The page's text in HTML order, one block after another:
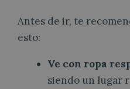
Antes de ir, te
esto:
Ve con ropa
siendo un lugar